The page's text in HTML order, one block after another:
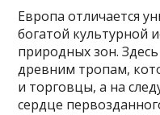
Европа отличается
богатой культурной
природных зон.
древним тропам,
и торговцы, а на
сердце